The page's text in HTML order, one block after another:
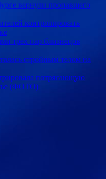
вернули пропавшего
контролировать
трех пар близнецов
стройным телом на
потрясающую
(ФОТО)